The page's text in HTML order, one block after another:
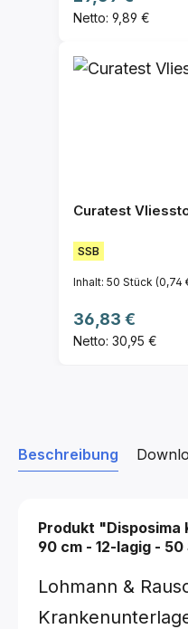
Netto: 9,89 €
Curatest
SSB
Inhalt: 50 Stück (0,74
Regulärer Preis:
36,83 €
Netto: 30,95 €
Beschreibung
Produkt "Disposima
90 cm - 12-lagig - 50
Lohmann &